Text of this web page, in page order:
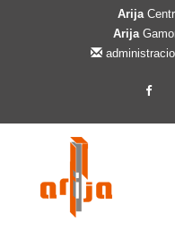
Arija
Arija